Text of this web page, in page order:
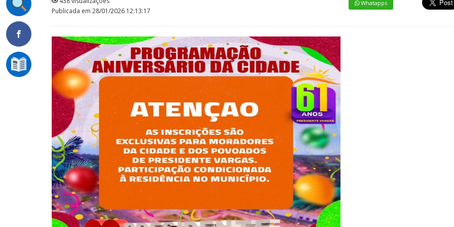
Publicada em 28/01/2026 12:13:17
Whatapps